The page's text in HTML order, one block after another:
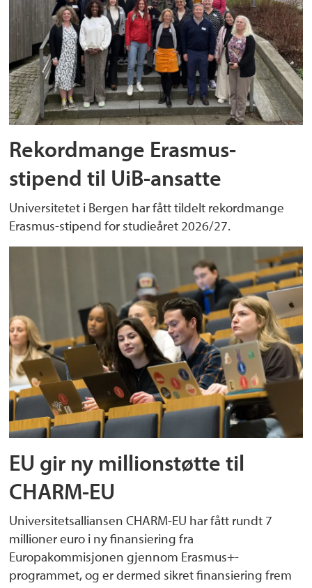
Rekordmange Erasmus-
stipend til UiB-ansatte
Universitetet i Bergen har fått tildelt rekordmange
Erasmus-stipend for studieåret 2026/27.
EU gir ny millionstøtte til
CHARM-EU
Universitetsalliansen CHARM-EU har fått rundt 7
millioner euro i ny finansiering fra
Europakommisjonen gjennom Erasmus+-
programmet, og er dermed sikret finansiering frem